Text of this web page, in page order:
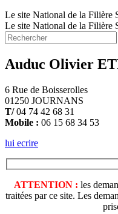
Le site National de la Filière
Le site National de la Filière
Auduc Olivier
6 Rue de Boisserolles
01250 JOURNANS
T/04 74 42 68 31
Mobile : 06 15 68 34 53
lui ecrire
ATTENTION : les
traitées par ce site. Les